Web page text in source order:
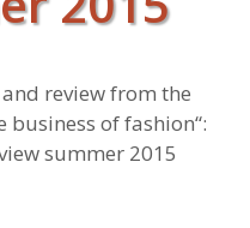
review from the
business of fashion“:
summer 2015